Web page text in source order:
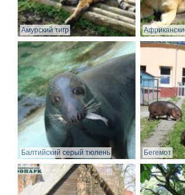
Амурский тигр
Балтийский серый тюлень Бегемот